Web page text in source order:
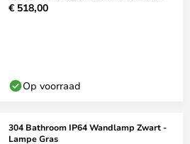
€ 518,00
Op voorraad
304 Bathroom IP64 Wandlamp Zwart -
Lampe Gras